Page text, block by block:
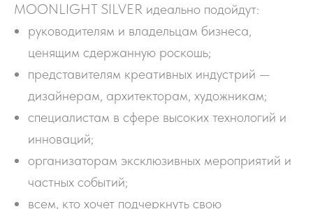
MOONLIGHT SILVER идеально подойдут:
руководителям и владельцам бизнеса,
ценящим сдержанную роскошь;
представителям креативных индустрий —
дизайнерам, архитекторам, художникам;
специалистам в сфере высоких технологий и
инноваций;
организаторам эксклюзивных мероприятий и
частных событий;
всем, кто хочет подчеркнуть свою